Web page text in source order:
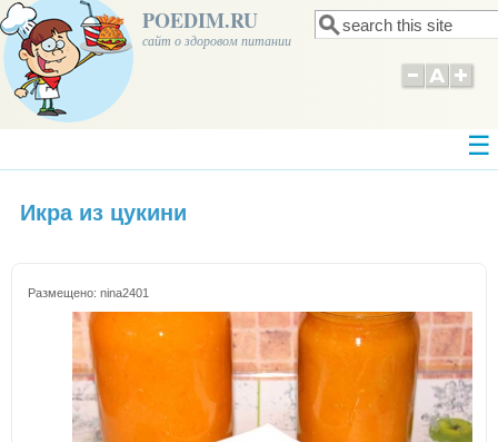
POEDIM.RU
сайт о здоровом питании Форма поиска
Поиск
Икра из цукини
Размещено: nina2401